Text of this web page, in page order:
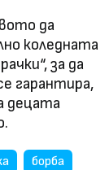
да
коледната
за да
гарантира,
децата
борба